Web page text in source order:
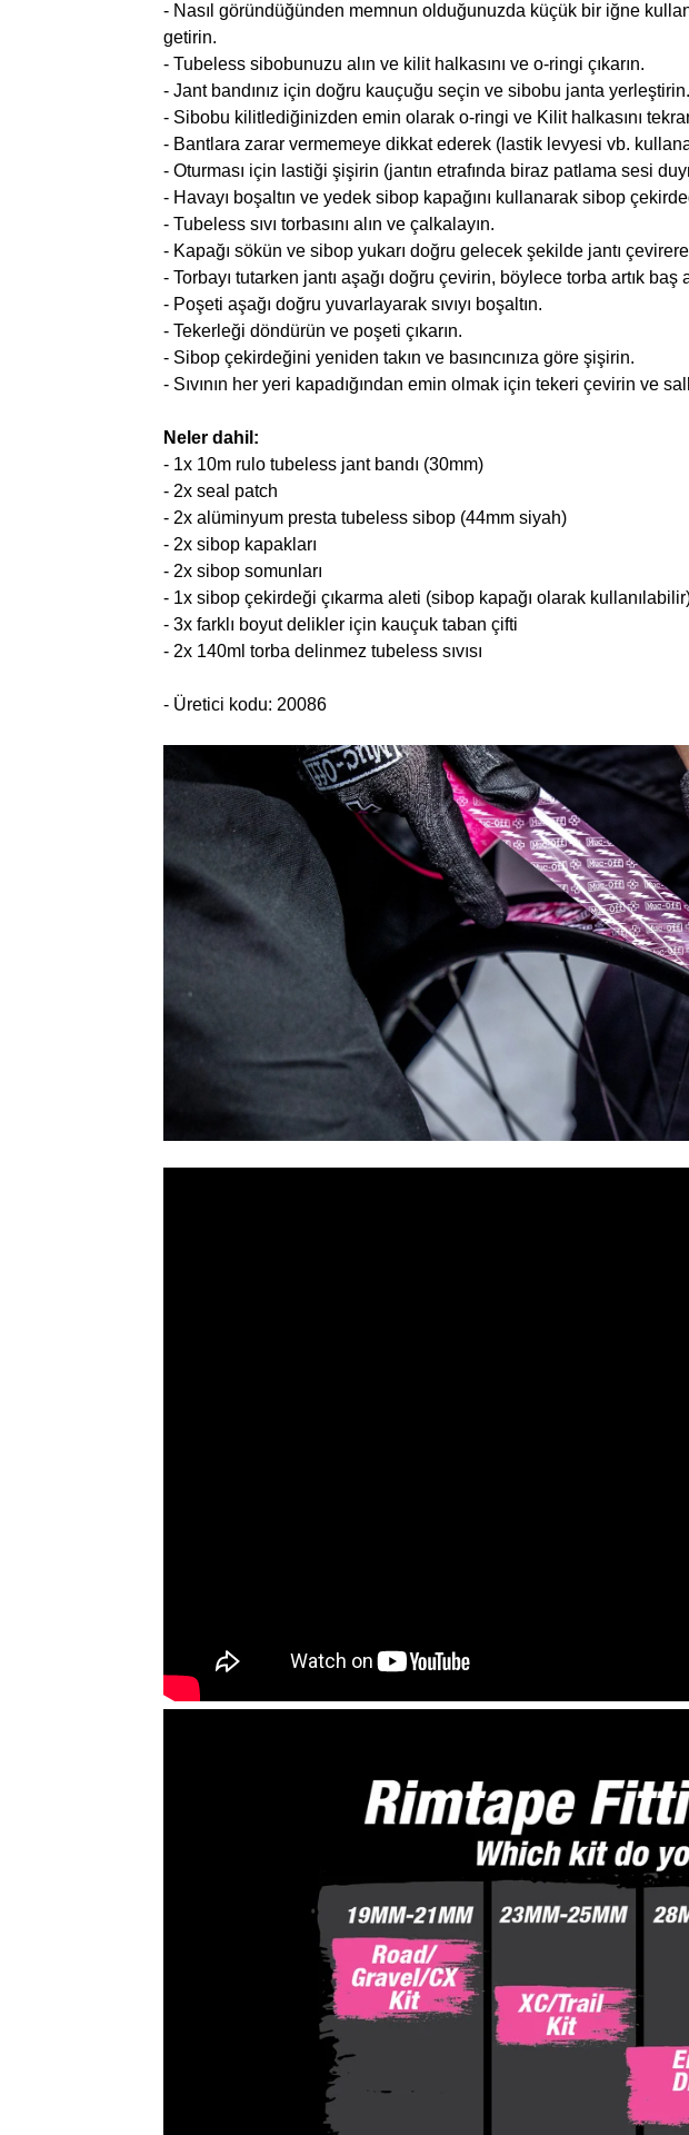
- Nasıl göründüğünden memnun olduğunuzda küçük bir iğne
getirin.
- Tubeless sibobunuzu alın ve kilit halkasını ve o-ringi çıkarın.
- Jant bandınız için doğru kauçuğu seçin ve sibobu janta yerleştirin.
- Sibobu kilitlediğinizden emin olarak o-ringi ve Kilit halkasını
- Bantlara zarar vermemeye dikkat ederek (lastik levyesi vb.
- Oturması için lastiği şişirin (jantın etrafında biraz patlama sesi
- Havayı boşaltın ve yedek sibop kapağını kullanarak sibop
- Tubeless sıvı torbasını alın ve çalkalayın.
- Kapağı sökün ve sibop yukarı doğru gelecek şekilde jantı
- Torbayı tutarken jantı aşağı doğru çevirin, böylece torba artık baş
- Poşeti aşağı doğru yuvarlayarak sıvıyı boşaltın.
- Tekerleği döndürün ve poşeti çıkarın.
- Sibop çekirdeğini yeniden takın ve basıncınıza göre şişirin.
- Sıvının her yeri kapadığından emin olmak için tekeri çevirin ve
Neler dahil:
- 1x 10m rulo tubeless jant bandı (30mm)
- 2x seal patch
- 2x alüminyum presta tubeless sibop (44mm siyah)
- 2x sibop kapakları
- 2x sibop somunları
- 1x sibop çekirdeği çıkarma aleti (sibop kapağı olarak
- 3x farklı boyut delikler için kauçuk taban çifti
- 2x 140ml torba delinmez tubeless sıvısı
- Üretici kodu: 20086